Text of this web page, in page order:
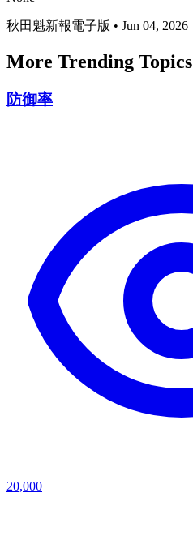
秋田魁新報電子版 • Jun 04, 2026
More Trending Topics
防御率
20,000